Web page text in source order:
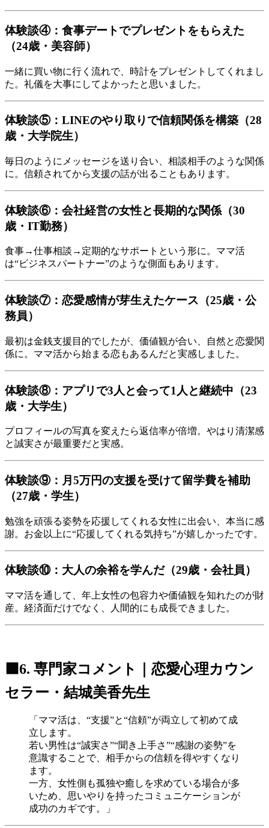
体験談④：食事デートでプレゼントをもらえた
（24歳・美容師）
一緒に買い物に行く流れで、時計をプレゼントしてくれまし
た。礼儀を大事にしてよかったと思いました。
体験談⑤：LINEのやり取りで信頼関係を構築（28
歳・大学院生）
毎日のようにメッセージを送り合い、相談相手のような関係
に。信頼されてから支援の話が出ることもあります。
体験談⑥：会社経営の女性と長期的な関係（30
歳・IT勤務）
食事→仕事相談→定期的なサポートという形に。ママ活
は“ビジネスパートナー”のような側面もあります。
体験談⑦：恋愛感情が芽生えたケース（25歳・公
務員）
最初は金銭支援目的でしたが、価値観が合い、自然と恋愛関
係に。ママ活から始まる恋もあるんだと実感しました。
体験談⑧：アプリで3人と会って1人と継続中（23
歳・大学生）
プロフィールの写真を変えたら返信率が倍増。やはり清潔感
と誠実さが最重要だと実感。
体験談⑨：月5万円の支援を受けて留学費を補助
（27歳・学生）
勉強を頑張る姿勢を応援してくれる女性に出会い、本当に感
謝。お金以上に“応援してくれる気持ち”が嬉しかったです。
体験談⑩：大人の余裕を学んだ（29歳・会社員）
ママ活を通して、年上女性の包容力や価値観を知れたのが財
産。経済面だけでなく、人間的にも成長できました。
🟩6. 専門家コメント｜恋愛心理カウン
セラー・結城美香先生
「ママ活は、“支援”と“信頼”が両立して初めて成
立します。
若い男性は“誠実さ”“聞き上手さ”“感謝の姿勢”を
意識することで、相手からの信頼を得やすくなり
ます。
一方、女性側も孤独や癒しを求めている場合が多
いため、思いやりを持ったコミュニケーションが
成功のカギです。」